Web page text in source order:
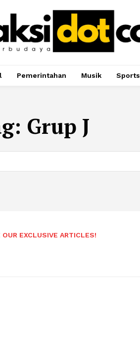
Pemerintahan Musik Sports
Grup J
OUR EXCLUSIVE ARTICLES!